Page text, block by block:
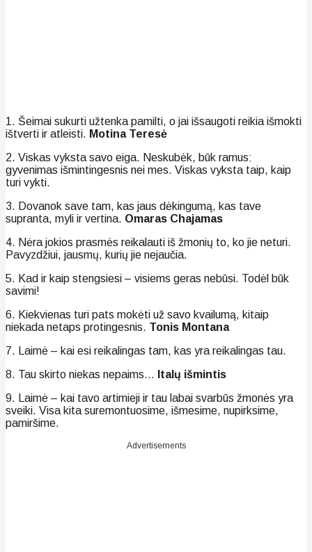
1. Šeimai sukurti užtenka pamilti, o jai išsaugoti reikia išmokti
ištverti ir atleisti. Motina Teresė
2. Viskas vyksta savo eiga. Neskubėk, būk ramus:
gyvenimas išmintingesnis nei mes. Viskas vyksta taip, kaip
turi vykti.
3. Dovanok save tam, kas jaus dėkingumą, kas tave
supranta, myli ir vertina. Omaras Chajamas
4. Nėra jokios prasmės reikalauti iš žmonių to, ko jie neturi.
Pavyzdžiui, jausmų, kurių jie nejaučia.
5. Kad ir kaip stengsiesi – visiems geras nebūsi. Todėl būk
savimi!
6. Kiekvienas turi pats mokėti už savo kvailumą, kitaip
niekada netaps protingesnis. Tonis Montana
7. Laimė – kai esi reikalingas tam, kas yra reikalingas tau.
8. Tau skirto niekas nepaims… Italų išmintis
9. Laimė – kai tavo artimieji ir tau labai svarbūs žmonės yra
sveiki. Visa kita suremontuosime, išmesime, nupirksime,
pamiršime.
Advertisements